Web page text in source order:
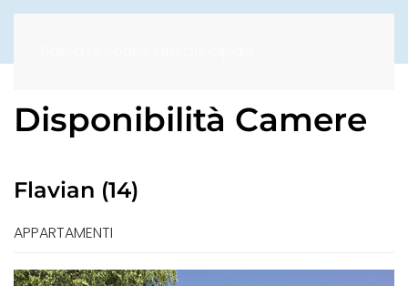
Disponibilità Camere
Flavian (14)
APPARTAMENTI